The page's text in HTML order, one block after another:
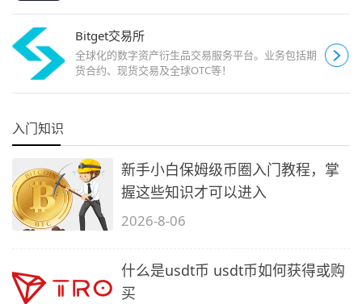
Bitget交易所
全球化的数字资产衍生品交易服务平台。业务包括期
货合约、现货交易及全球OTC等！
入门知识
新手小白保姆级币圈入门教程，掌
握这些知识才可以进入
2026-8-06
什么是usdt币 usdt币如何获得或购
买